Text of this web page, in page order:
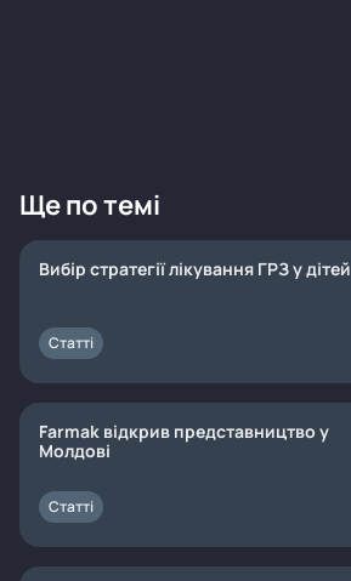
Ще по темі
Вибір стратегії лікування ГРЗ у дітей
Статті
Farmak відкрив представництво у
Молдові
Статті